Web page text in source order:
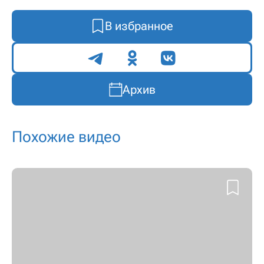
В избранное
Поделиться
Архив
Похожие видео